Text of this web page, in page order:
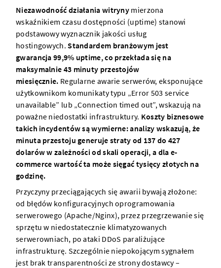
Niezawodność działania witryny mierzona
wskaźnikiem czasu dostępności (uptime) stanowi
podstawowy wyznacznik jakości usług
hostingowych.Standardem branżowym jest
gwarancja 99,9% uptime, co przekłada się na
maksymalnie 43 minuty przestojów
miesięcznie. Regularne awarie serwerów, eksponujące
użytkownikom komunikaty typu „Error 503 service
unavailable” lub „Connection timed out”, wskazują na
poważne niedostatki infrastruktury. Koszty biznesowe
takich incydentów są wymierne: analizy wskazują, że
minuta przestoju generuje straty od 137 do 427
dolarów w zależności od skali operacji, a dla e-
commerce wartość ta może sięgać tysięcy złotych na
godzinę.
Przyczyny przeciągających się awarii bywają złożone:
od błędów konfiguracyjnych oprogramowania
serwerowego (Apache/Nginx), przez przegrzewanie się
sprzętu w niedostatecznie klimatyzowanych
serwerowniach, po ataki DDoS paraliżujące
infrastrukturę. Szczególnie niepokojącym sygnałem
jest brak transparentności ze strony dostawcy –